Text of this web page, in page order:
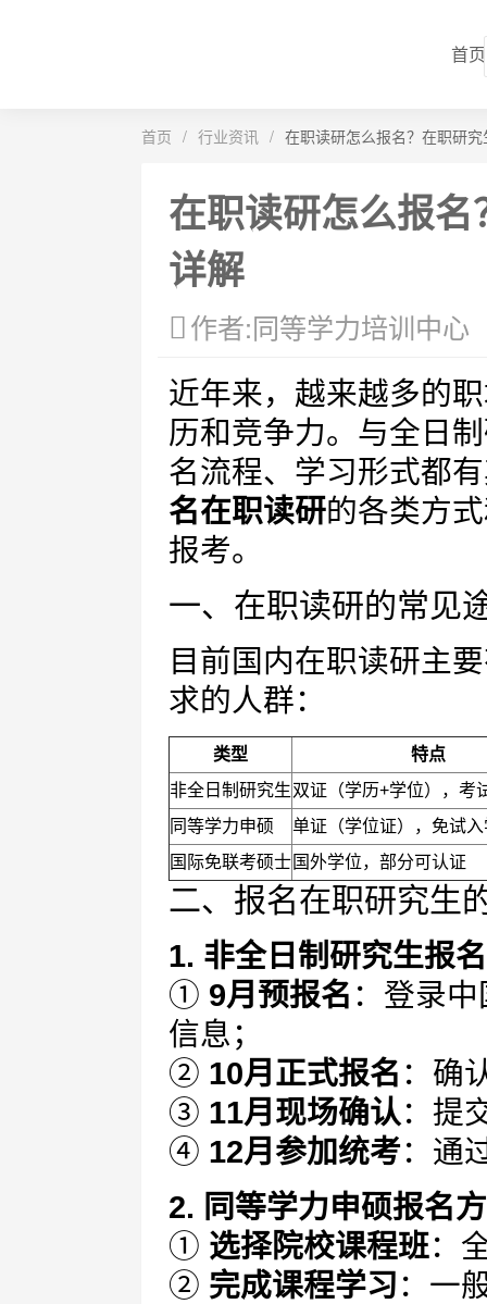
首页
首页 / 行业资讯 / 在职读研怎么报名？在职研
在职读研怎么报
详解
作者:同等学力培训中心
近年来，越来越多的
历和竞争力。与全日
名流程、学习形式都
名在职读研的各类方
报考。
一、在职读研的常见
目前国内在职读研主
求的人群：
类型
特点
非全日制研究生双证（学历+学位），考
同等学力申硕
单证（学位证），免试入
国际免联考硕士 国外学位，部分可认证
二、报名在职研究生
1. 非全日制研究生报
① 9月预报名 ：登录
信息；
② 10月正式报名 ：确
③ 11月现场确认：提
④ 12月参加统考：通
2. 同等学力申硕报名
① 选择院校课程班：
② 完成课程学习 ：一